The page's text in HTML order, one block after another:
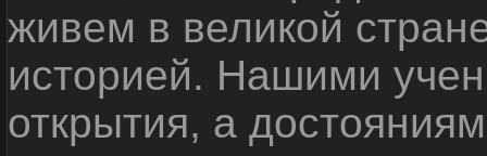
живем в великой
историей. Нашими
открытия, а